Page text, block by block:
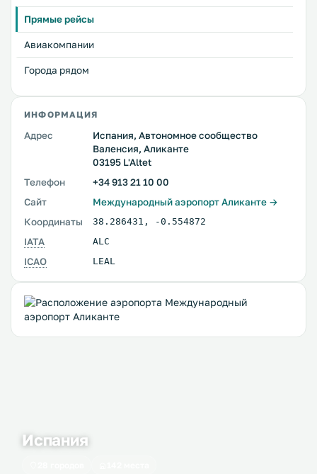
Прямые рейсы
Авиакомпании
Города рядом
ИНФОРМАЦИЯ
Адрес
Испания, Автономное сообщество
Валенсия, Аликанте
03195 L'Altet
Телефон
+34 913 21 10 00
Сайт
Международный аэропорт Аликанте →
Координаты
38.286431 , -0.554872
IATA ALC
ICAO LEAL
Испания